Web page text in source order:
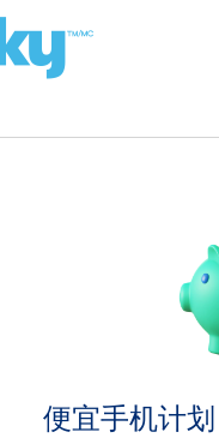
便宜手机计划